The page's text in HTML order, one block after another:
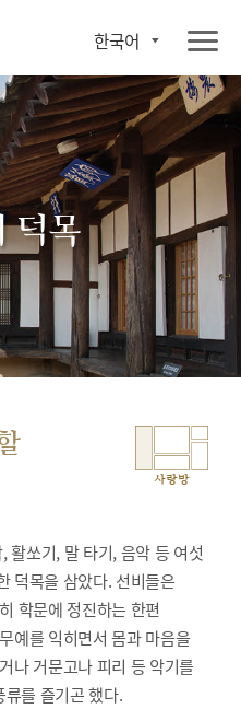
한국어
덕목
사랑방
활쏘기, 말 타기, 음악 등 여섯
덕목을 삼았다. 선비들은
학문에 정진하는 한편
예를 익히면서 몸과 마음을
나 거문고나 피리 등 악기를
를 즐기곤 했다.